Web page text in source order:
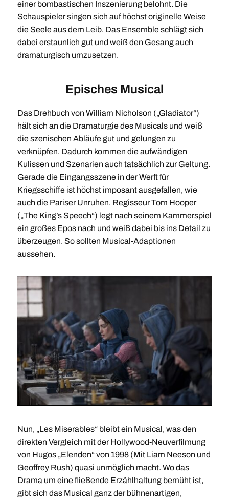
einer bombastischen Inszenierung belohnt. Die
Schauspieler singen sich auf höchst originelle Weise
die Seele aus dem Leib. Das Ensemble schlägt sich
dabei erstaunlich gut und weiß den Gesang auch
dramaturgisch umzusetzen.
Episches Musical
Das Drehbuch von William Nicholson („Gladiator“)
hält sich an die Dramaturgie des Musicals und weiß
die szenischen Abläufe gut und gelungen zu
verknüpfen. Dadurch kommen die aufwändigen
Kulissen und Szenarien auch tatsächlich zur Geltung.
Gerade die Eingangsszene in der Werft für
Kriegsschiffe ist höchst imposant ausgefallen, wie
auch die Pariser Unruhen. Regisseur Tom Hooper
(„The King’s Speech“) legt nach seinem Kammerspiel
ein großes Epos nach und weiß dabei bis ins Detail zu
überzeugen. So sollten Musical-Adaptionen
aussehen.
Nun, „Les Miserables“ bleibt ein Musical, was den
direkten Vergleich mit der Hollywood-Neuverfilmung
von Hugos „Elenden“ von 1998 (Mit Liam Neeson und
Geoffrey Rush) quasi unmöglich macht. Wo das
Drama um eine fließende Erzählhaltung bemüht ist,
gibt sich das Musical ganz der bühnenartigen,